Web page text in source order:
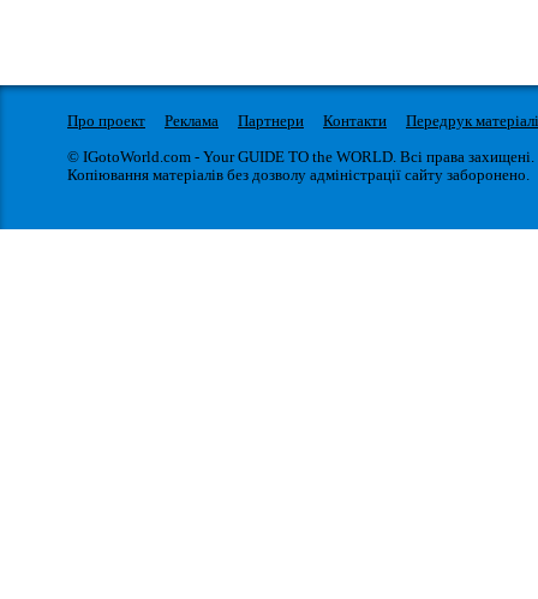
Про проект Реклама Партнери Контакти
Передрук
© IGotoWorld.com - Your GUIDE TO the WORLD. Всі права захищені.
Копіювання матеріалів без дозволу адміністрації сайту заборонено.